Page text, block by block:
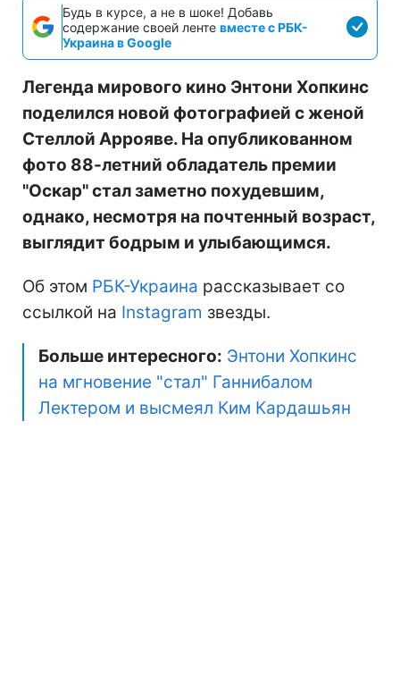
Будь в курсе, а не в шоке! Добавь
содержание своей ленте вместе с РБК-
Украина в Google
Легенда мирового кино Энтони Хопкинс
поделился новой фотографией с женой
Стеллой Аррояве. На опубликованном
фото 88-летний обладатель премии
"Оскар" стал заметно похудевшим,
однако, несмотря на почтенный возраст,
выглядит бодрым и улыбающимся.
Об этом РБК-Украина рассказывает со
ссылкой на Instagram звезды.
Больше интересного: Энтони Хопкинс
на мгновение "стал" Ганнибалом
Лектером и высмеял Ким Кардашьян